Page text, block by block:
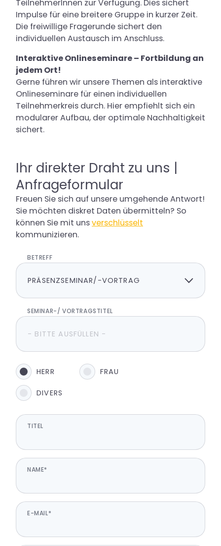
TeilnehmerInnen zur Verfügung. Dies sichert
Impulse für eine breitere Gruppe in kurzer Zeit.
Die freiwillige Fragerunde sichert den
individuellen Austausch im Anschluss.
Interaktive Onlineseminare – Fortbildung an
jedem Ort!
Gerne führen wir unsere Themen als interaktive
Onlineseminare für einen individuellen
Teilnehmerkreis durch. Hier empfiehlt sich ein
modularer Aufbau, der optimale Nachhaltigkeit
sichert.
Ihr direkter Draht zu uns |
Anfrageformular
Freuen Sie sich auf unsere umgehende Antwort!
Sie möchten diskret Daten übermitteln? So
können Sie mit unsverschlüsselt
kommunizieren.
BETREFF
SEMINAR-/ VORTRAGSTITEL
HERR FRAU
DIVERS
TITEL
NAME*
E-MAIL*